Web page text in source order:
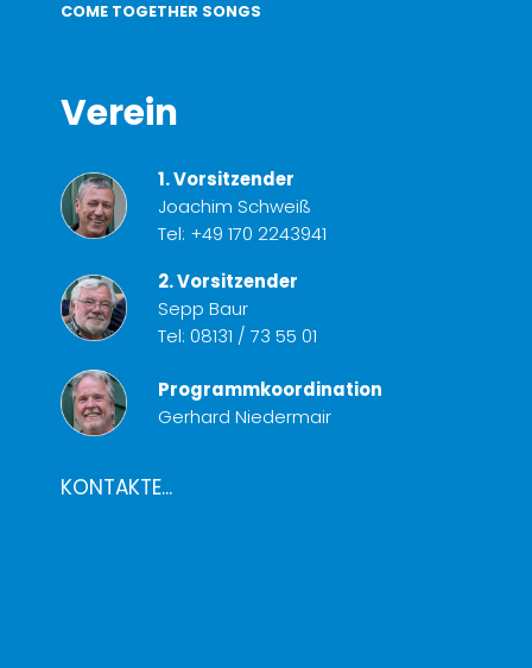
COME TOGETHER SONGS
Verein
1. Vorsitzender
Joachim Schweiß
Tel: +49 170 2243941
2. Vorsitzender
Sepp Baur
Tel: 08131 / 73 55 01
Programmkoordination
Gerhard Niedermair
KONTAKTE...